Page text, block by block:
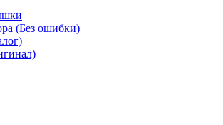
(Без ошибки)